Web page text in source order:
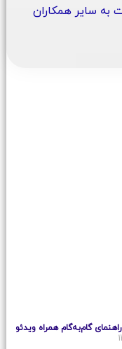
به سایر همکاران
گام‌به‌گام همراه ویدئو